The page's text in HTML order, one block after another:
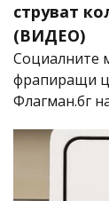
струват
(ВИДЕО)
Социалните
фрапиращи
Флагман.бг